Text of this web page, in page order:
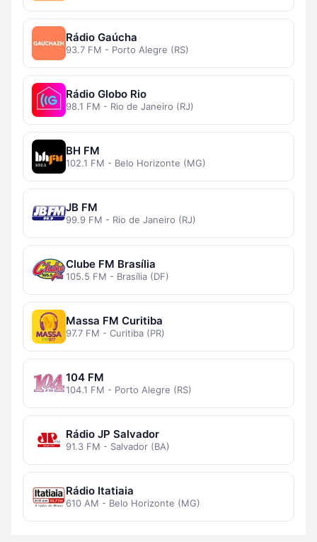
Rádio Gaúcha
93.7 FM - Porto Alegre (RS)
Rádio Globo Rio
98.1 FM - Rio de Janeiro (RJ)
BH FM
102.1 FM - Belo Horizonte (MG)
JB FM
99.9 FM - Rio de Janeiro (RJ)
Clube FM Brasília
105.5 FM - Brasília (DF)
Massa FM Curitiba
97.7 FM - Curitiba (PR)
104 FM
104.1 FM - Porto Alegre (RS)
Rádio JP Salvador
91.3 FM - Salvador (BA)
Rádio Itatiaia
610 AM - Belo Horizonte (MG)